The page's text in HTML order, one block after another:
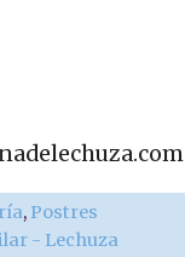
, Postres
- Lechuza